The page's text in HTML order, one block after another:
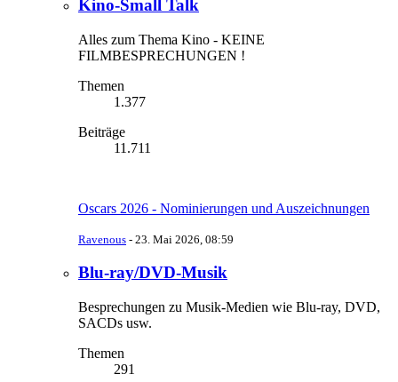
Kino-Small Talk
Alles zum Thema Kino - KEINE
FILMBESPRECHUNGEN !
Themen
1.377
Beiträge
11.711
Oscars 2026 - Nominierungen und Auszeichnungen
Ravenous - 23. Mai 2026, 08:59
Blu-ray/DVD-Musik
Besprechungen zu Musik-Medien wie Blu-ray, DVD,
SACDs usw.
Themen
291